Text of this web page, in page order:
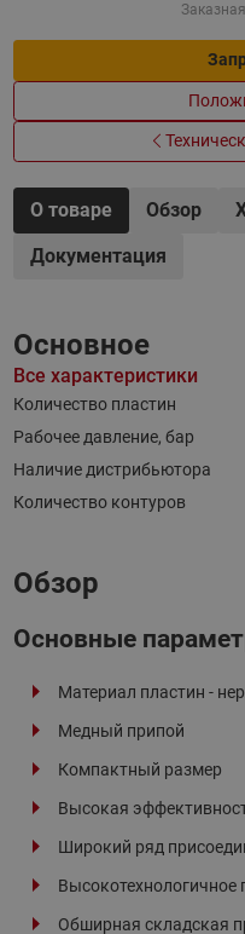
О товаре Обзор
Документация
Основное
Все характеристики
Количество пластин
Рабочее давление, бар
Наличие дистрибьютора
Количество контуров
Обзор
Основные
Материал пластин -
Медный припой
Компактный размер
Высокая
Широкий ряд
Высокотехнологичное
Обширная складская